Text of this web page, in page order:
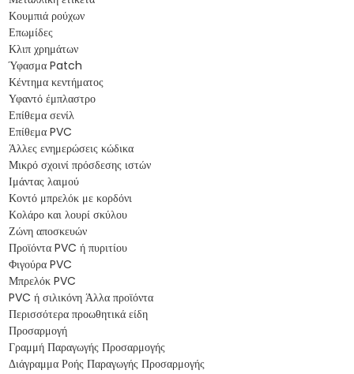
Κουμπιά ρούχων
Επωμίδες
Κλιπ χρημάτων
Ύφασμα Patch
Κέντημα κεντήματος
Υφαντό έμπλαστρο
Επίθεμα σενίλ
Επίθεμα PVC
Άλλες ενημερώσεις κώδικα
Μικρό σχοινί πρόσδεσης ιστών
Ιμάντας λαιμού
Κοντό μπρελόκ με κορδόνι
Κολάρο και λουρί σκύλου
Ζώνη αποσκευών
Προϊόντα PVC ή πυριτίου
Φιγούρα PVC
Μπρελόκ PVC
PVC ή σιλικόνη Άλλα προϊόντα
Περισσότερα προωθητικά είδη
Προσαρμογή
Γραμμή Παραγωγής Προσαρμογής
Διάγραμμα Ροής Παραγωγής Προσαρμογής